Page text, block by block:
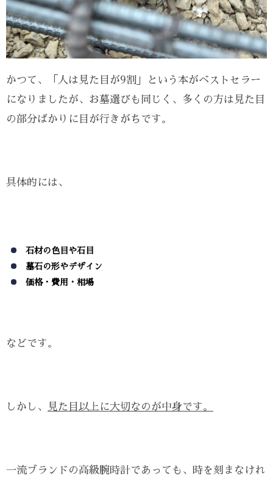
かつて、「人は見た目が9割」という本がベストセラー
になりましたが、お墓選びも同じく、多くの方は見た目
の部分ばかりに目が行きがちです。
具体的には、
石材の色目や石目
墓石の形やデザイン
価格・費用・相場
などです。
しかし、 見た目以上に大切なのが中身です。
一流ブランドの高級腕時計であっても、時を刻まなけれ